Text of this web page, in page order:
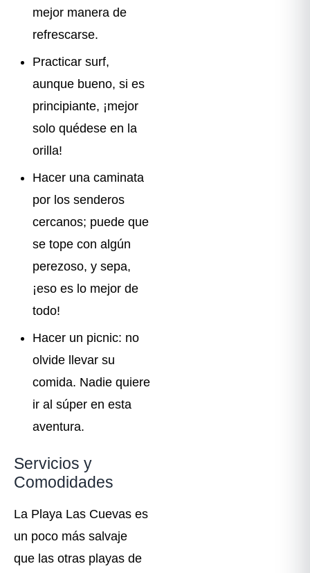
mejor manera de
refrescarse.
Practicar surf,
aunque bueno, si es
principiante, ¡mejor
solo quédese en la
orilla!
Hacer una caminata
por los senderos
cercanos; puede que
se tope con algún
perezoso, y sepa,
¡eso es lo mejor de
todo!
Hacer un picnic: no
olvide llevar su
comida. Nadie quiere
ir al súper en esta
aventura.
Servicios y
Comodidades
La Playa Las Cuevas es
un poco más salvaje
que las otras playas de